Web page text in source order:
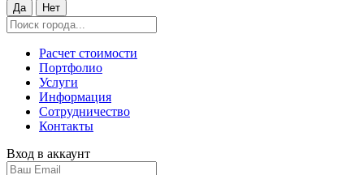
Да Нет
Расчет стоимости
Портфолио
Услуги
Информация
Сотрудничество
Контакты
Вход в аккаунт